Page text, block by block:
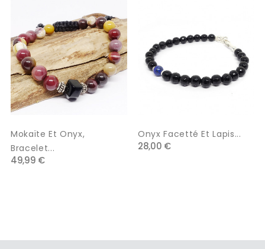
Mokaïte Et Onyx,
Bracelet...
49,99 €
Onyx Facetté Et Lapis...
28,00 €